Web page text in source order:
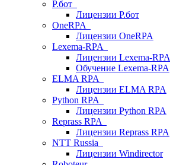
Р.бот
Лицензии Р.бот
OneRPA
Лицензии OneRPA
Lexema-RPA
Лицензии Lexema-RPA
Обучение Lexema-RPA
ELMA RPA
Лицензии ELMA RPA
Python RPA
Лицензии Python RPA
Reprass RPA
Лицензии Reprass RPA
NTT Russia
Лицензии Windirector